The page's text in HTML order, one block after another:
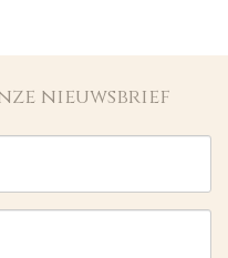
nieuwsbrief